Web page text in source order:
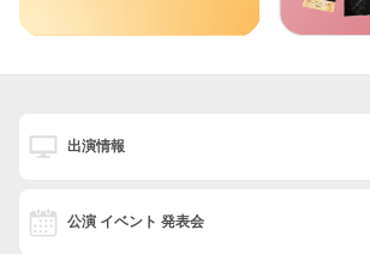
出演情報
公演 イベント 発表会